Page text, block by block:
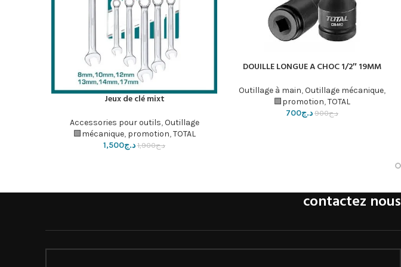
إضافة إلى السلة
DOUILLE LONGUE A CHOC 1/2″ 19MM
Outillage à main,Outillage mécanique,
promotion,TOTAL🟩
د.ج900 د.ج700
Jeux de clé mixt
Accessories pour outils,Outillage
mécanique, promotion,TOTAL🟩
د.ج1,900 د.ج1,500
contactez nous